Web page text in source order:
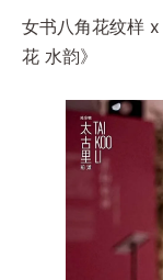
女书八角花纹样
花 水韵》